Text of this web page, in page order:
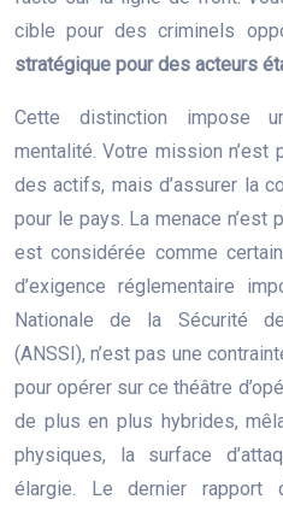
cible pour des criminels
stratégique pour des acteurs
Cette distinction impose
mentalité. Votre mission
des actifs, mais d’assurer la
pour le pays. La menace n’est
est considérée comme
d’exigence réglementaire
Nationale de la Sécurité
(ANSSI), n’est pas une
pour opérer sur ce théâtre
de plus en plus hybrides,
physiques, la surface
élargie. Le dernier rapport